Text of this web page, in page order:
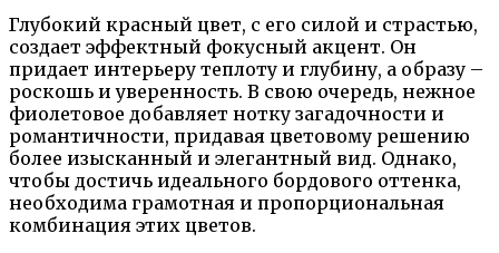
Глубокий красный цвет, с его силой и страстью,
создает эффектный фокусный акцент. Он
придает интерьеру теплоту и глубину, а образу –
роскошь и уверенность. В свою очередь, нежное
фиолетовое добавляет нотку загадочности и
романтичности, придавая цветовому решению
более изысканный и элегантный вид. Однако,
чтобы достичь идеального бордового оттенка,
необходима грамотная и пропорциональная
комбинация этих цветов.